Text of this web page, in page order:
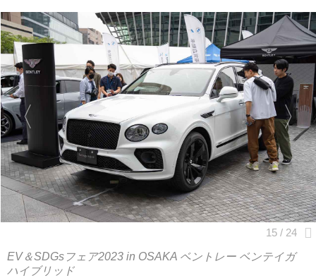
EV＆SDGsフェア2023 in OSAKA ベントレー ベンテイガ
ハイブリッド